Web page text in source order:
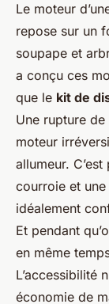
Le moteur
repose sur un
soupape et
a conçu ces
que le kit de
Une rupture
moteur
allumeur.
courroie et
idéalement
Et pendant
en même
L’accessibilité
économie de